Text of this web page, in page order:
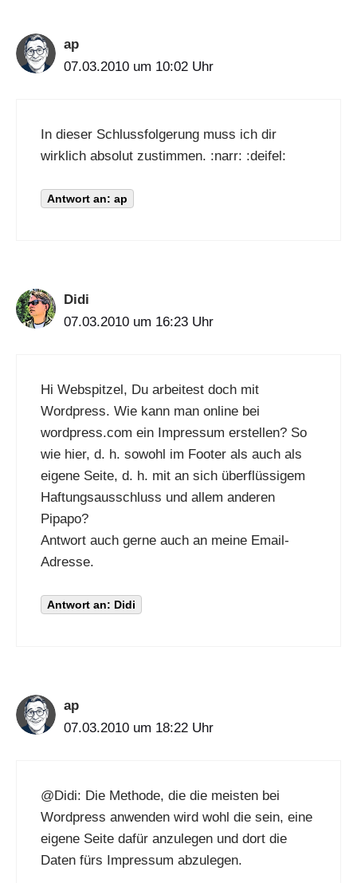
ap
07.03.2010 um 10:02 Uhr
In dieser Schlussfolgerung muss ich dir
wirklich absolut zustimmen. :narr: :deifel:
Antwort an: ap
Didi
07.03.2010 um 16:23 Uhr
Hi Webspitzel, Du arbeitest doch mit
Wordpress. Wie kann man online bei
wordpress.com ein Impressum erstellen? So
wie hier, d. h. sowohl im Footer als auch als
eigene Seite, d. h. mit an sich überflüssigem
Haftungsausschluss und allem anderen
Pipapo?
Antwort auch gerne auch an meine Email-
Adresse.
Antwort an: Didi
ap
07.03.2010 um 18:22 Uhr
@Didi: Die Methode, die die meisten bei
Wordpress anwenden wird wohl die sein, eine
eigene Seite dafür anzulegen und dort die
Daten fürs Impressum abzulegen.